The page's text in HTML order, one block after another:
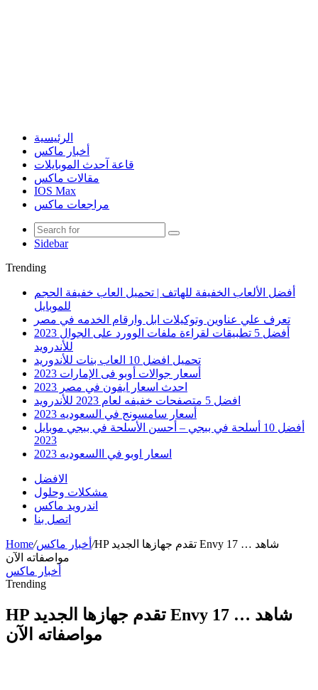
الرئيسية
أخبار ماكس
قاعة آحدث الموبايلات
مقالات ماكس
IOS Max
مراجعات ماكس
Sidebar
Trending
أفضل الألعاب الخفيفة للهاتف | تحميل العاب خفيفة الحجم
للموبايل
تعرف علي عناوين وتوكيلات ابل وارقام الخدمه في مصر
أفضل 5 تطبيقات لقراءة ملفات الوورد على الجوال 2023
للأندرويد
تحميل افضل 10 العاب بنات للأندوريد
أسعار جوالات أوبو فى الإمارات 2023
احدث اسعار ايفون في مصر 2023
افضل 5 متصفحات خفيفه لعام 2023 للأندرويد
أسعار سامسونج في السعوديه 2023
أفضل 10 أسلحة في ببجي – أحسن الأسلحة في ببجي موبايل
2023
اسعار اوبو في االسعوديه 2023
الافضل
مشكلات وحلول
اندرويد ماكس
اتصل بنا
Home/أخبار ماكس /HP تقدم جهازها الجديد Envy 17 … شاهد
مواصفاته الآن
أخبار ماكس
Trending
HP تقدم جهازها الجديد Envy 17 … شاهد
مواصفاته الآن